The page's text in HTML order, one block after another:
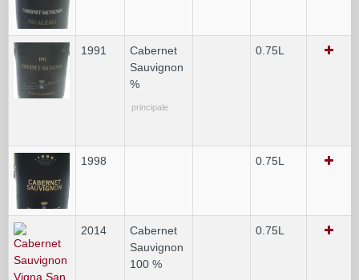
1991
Cabernet
Sauvignon
%
principale
0.75L
1998 0.75L
2014
Cabernet
Sauvignon
100 %
0.75L